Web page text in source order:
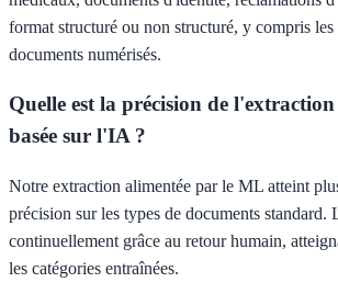
format structuré ou non structuré, y compris les
documents numérisés.
Quelle est la précision de
basée sur l'IA ?
Notre extraction alimentée par le ML atteint
précision sur les types de documents standard.
continuellement grâce au retour humain,
les catégories entraînées.